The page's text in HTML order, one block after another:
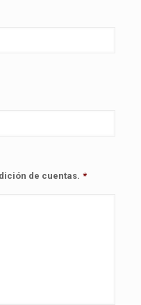
de cuentas. *